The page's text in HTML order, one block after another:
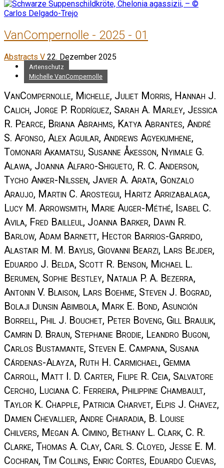
VanCompernolle - 2025 - 01
Abstracts V 22. Dezember 2025
Artenschutz
Michelle VanCompernolle
VanCompernolle, Michelle, Juliet Morris, Hannah J.
Calich, Jorge P. Rodríguez, Sarah A. Marley, Jessica
R. Pearce, Briana Abrahms, Katya Abrantes, André
S. Afonso, Alex Aguilar, Andrews Agyekumhene,
Tomonari Akamatsu, Susanne Åkesson, Nyimale G.
Alawa, Joanna Alfaro-Shigueto, R. C. Anderson,
Tycho Anker-Nilssen, Javier A. Arata, Gonzalo
Araujo, Martin C. Arostegui, Haritz Arrizabalaga,
Lucy M. Arrowsmith, Marie Auger-Méthé, Isabel C.
Avila, Fred Bailleul, Joanna Barker, Dawn R.
Barlow, Adam Barnett, Hector Barrios-Garrido,
Alastair M. M. Baylis, Giovanni Bearzi, Lars Bejder,
Eduardo J. Belda, Scott R. Benson, Michael L.
Berumen, Sophie Bestley, Natalia P. A. Bezerra,
Antonin V. Blaison, Lars Boehme, Steven J. Bograd,
Bolaji Dunsin Abimbola, Mark E. Bond, Asunción
Borrell, Phil J. Bouchet, Peter Boveng, Gill Braulik,
Camrin D. Braun, Stephanie Brodie, Leandro Bugoni,
Carlos Bustamante, Steven E. Campana, Susana
Cárdenas-Alayza, Ruth H. Carmichael, Gemma
Carroll, Matt I. D. Carter, Filipe R. Ceia, Salvatore
Cerchio, Luciana C. Ferreira, Philippine Chambault,
Taylor K. Chapple, Patricia Charvet, Elpis J. Chavez,
Damien Chevallier, Andre Chiaradia, B. Louise
Chilvers, Megan A. Cimino, Bethany L. Clark, C. R.
Clarke, Thomas A. Clay, Carl S. Cloyed, Jesse E. M.
Cochran, Tim Collins, Enric Cortes, Eduardo Cuevas,